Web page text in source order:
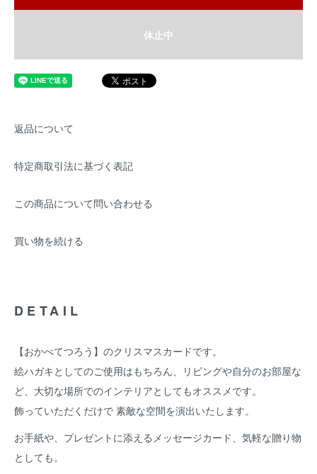
休止中
返品について
特定商取引法に基づく表記
この商品について問い合わせる
買い物を続ける
DETAIL
【おかべてつろう】のクリスマスカードです。
絵ハガキとしてのご使用はもちろん、リビングや自分のお部屋な
ど、大切な場所でのインテリアとしてもオススメです。
飾っていただくだけで 素敵な空間を演出いたします。
お手紙や、プレゼントに添えるメッセージカード、気軽な贈り物
としても。